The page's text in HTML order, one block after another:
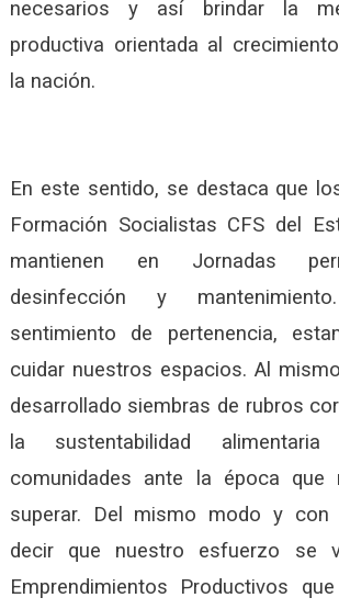
necesarios y así brindar la
productiva orientada al
la nación.
En este sentido, se destaca que
Formación Socialistas CFS del
mantienen en Jornadas
desinfección y
sentimiento de pertenencia,
cuidar nuestros espacios. Al
desarrollado siembras de rubros
la sustentabilidad
comunidades ante la época
superar. Del mismo modo y con
decir que nuestro esfuerzo se
Emprendimientos Productivos